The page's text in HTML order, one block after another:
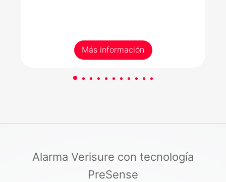
Más información
Alarma Verisure con tecnología
PreSense